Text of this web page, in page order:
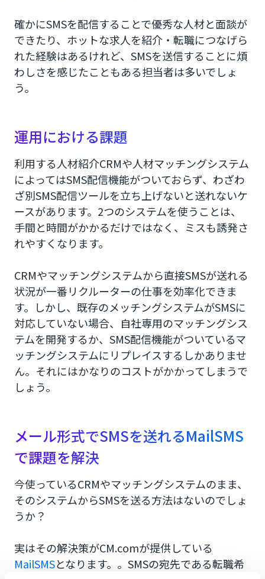
確かにSMSを配信することで優秀な人材と面談が
できたり、ホットな求人を紹介・転職につなげら
れた経験はあるけれど、SMSを送信することに煩
わしさを感じたこともある担当者は多いでしょ
う。
運用における課題
利用する人材紹介CRMや人材マッチングシステム
によってはSMS配信機能がついておらず、わざわ
ざ別SMS配信ツールを立ち上げないと送れないケ
ースがあります。2つのシステムを使うことは、
手間と時間がかかるだけではなく、ミスも誘発さ
れやすくなります。
CRMやマッチングシステムから直接SMSが送れる
状況が一番リクルーターの仕事を効率化できま
す。しかし、既存のメッチングシステムがSMSに
対応していない場合、自社専用のマッチングシス
テムを開発するか、SMS配信機能がついているマ
ッチングシステムにリプレイスするしかありませ
ん。それにはかなりのコストがかかってしまうで
しょう。
メール形式でSMSを送れるMailSMS
で課題を解決
今使っているCRMやマッチングシステムのまま、
そのシステムからSMSを送る方法はないのでしょ
うか？
実はその解決策がCM.comが提供している
MailSMSとなります。。SMSの宛先である転職希